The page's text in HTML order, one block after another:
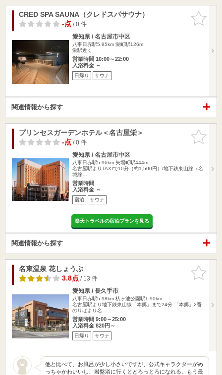
お気に入
りに追加
CRED SPA SAUNA（クレドスパサウナ）
-点/ 0 件
愛知県 / 名古屋市中区
八事日赤駅5.95km 栄町駅126m
栄駅近く
営業時間 10:00～22:00
入浴料金 ～
日帰り サウナ
関連情報から探す
お気に入
りに追加
プリンセスガーデンホテル＜名古屋栄＞
-点/ 0 件
愛知県 / 名古屋市中区
八事日赤駅5.96km 矢場町駅444m
名古屋駅よりTAXIで10分（約1,500円）/地下鉄東山線（名
城線…
営業時間
入浴料金 ～
宿泊 サウナ
楽天トラベルの宿泊プランを見る
関連情報から探す
お気に入
りに追加
名東温泉 花しょうぶ
3.8点/ 13 件
愛知県 / 長久手市
八事日赤駅5.98km 杁ヶ池公園駅1.90km
名古屋駅より地下鉄東山線「本郷」まで24分 「本郷」2番
のりばより名…
営業時間 9:00～25:00
入浴料金 820円～
日帰り サウナ
他と比べて、お風呂が少し小さいですが、公式キャラクターがめ
っちゃかわいいし、岩盤浴に行くととろっとろになれる。もう最